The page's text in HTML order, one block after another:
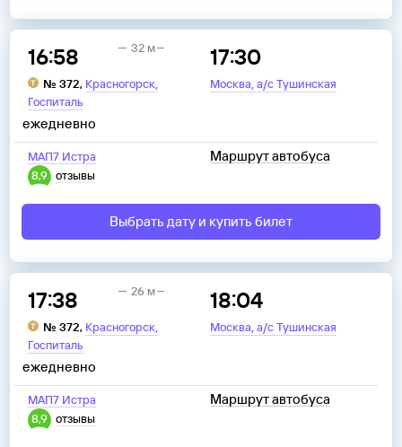
16:58
№ 372, Красногорск,
Госпиталь
17:30
Москва,а/с Тушинская
32 м
МАП7 Истра
8,9
отзывы
ежедневно
Маршрут автобуса
Выбрать дату и купить билет
17:38
№ 372, Красногорск,
Госпиталь
18:04
Москва,а/с Тушинская
26 м
МАП7 Истра
8,9
отзывы
ежедневно
Маршрут автобуса